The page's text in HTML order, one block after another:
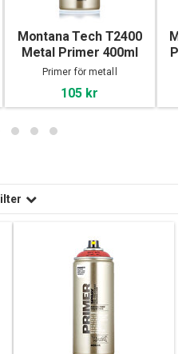
Montana Tech T2400
Metal Primer 400ml
Primer för metall
105 kr